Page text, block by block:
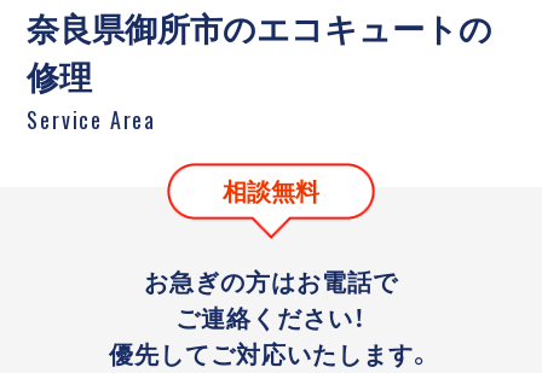
奈良県御所市のエコキュートの
修理
Service Area
相談無料
お急ぎの方はお電話で
ご連絡ください！
優先してご対応いたします。